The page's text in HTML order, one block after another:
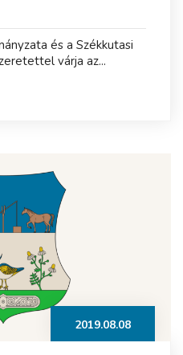
és a Székkutasi
várja az...
2019.08.08